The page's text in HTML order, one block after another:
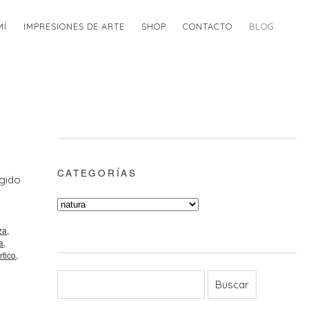
IMPRESIONES DE ARTE SHOP CONTACTO BLOG
,
,
,
CATEGORÍAS